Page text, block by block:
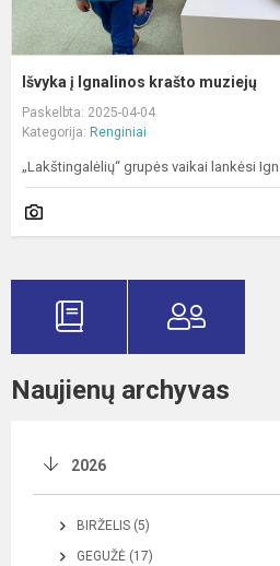
Išvyka į Ignalinos krašto muziejų
Paskelbta: 2025-04-04
Kategorija: Renginiai
„Lakštingalėlių“ grupės vaikai lankėsi
Naujienų archyvas
2026
BIRŽELIS (5)
GEGUŽĖ (17)